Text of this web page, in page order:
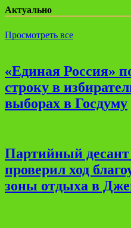
Актуально
Просмотреть все
«Единая Россия»
строку в
выборах в Госдуму
Партийный
проверил ход
зоны отдыха в